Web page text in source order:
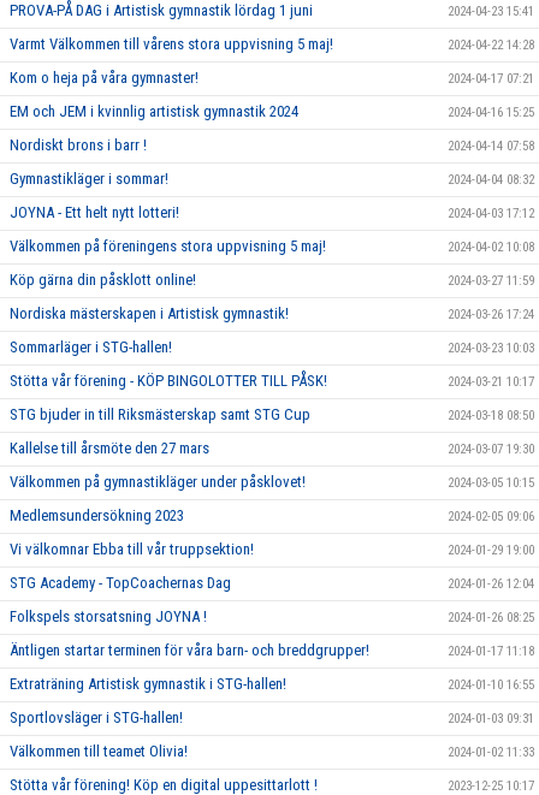
PROVA-PÅ DAG i Artistisk gymnastik lördag 1 juni 2024-04-23 15:41
Varmt Välkommen till vårens stora uppvisning 5 maj! 2024-04-22 14:28
Kom o heja på våra gymnaster! 2024-04-17 07:21
EM och JEM i kvinnlig artistisk gymnastik 2024 2024-04-16 15:25
Nordiskt brons i barr ! 2024-04-14 07:58
Gymnastikläger i sommar! 2024-04-04 08:32
JOYNA - Ett helt nytt lotteri! 2024-04-03 17:12
Välkommen på föreningens stora uppvisning 5 maj! 2024-04-02 10:08
Köp gärna din påsklott online! 2024-03-27 11:59
Nordiska mästerskapen i Artistisk gymnastik! 2024-03-26 17:24
Sommarläger i STG-hallen! 2024-03-23 10:03
Stötta vår förening - KÖP BINGOLOTTER TILL PÅSK! 2024-03-21 10:17
STG bjuder in till Riksmästerskap samt STG Cup 2024-03-18 08:50
Kallelse till årsmöte den 27 mars 2024-03-07 19:30
Välkommen på gymnastikläger under påsklovet! 2024-03-05 10:15
Medlemsundersökning 2023 2024-02-05 09:06
Vi välkomnar Ebba till vår truppsektion! 2024-01-29 19:00
STG Academy - TopCoachernas Dag 2024-01-26 12:04
Folkspels storsatsning JOYNA ! 2024-01-26 08:25
Äntligen startar terminen för våra barn- och breddgrupper! 2024-01-17 11:18
Extraträning Artistisk gymnastik i STG-hallen! 2024-01-10 16:55
Sportlovsläger i STG-hallen! 2024-01-03 09:31
Välkommen till teamet Olivia! 2024-01-02 11:33
Stötta vår förening! Köp en digital uppesittarlott ! 2023-12-25 10:17